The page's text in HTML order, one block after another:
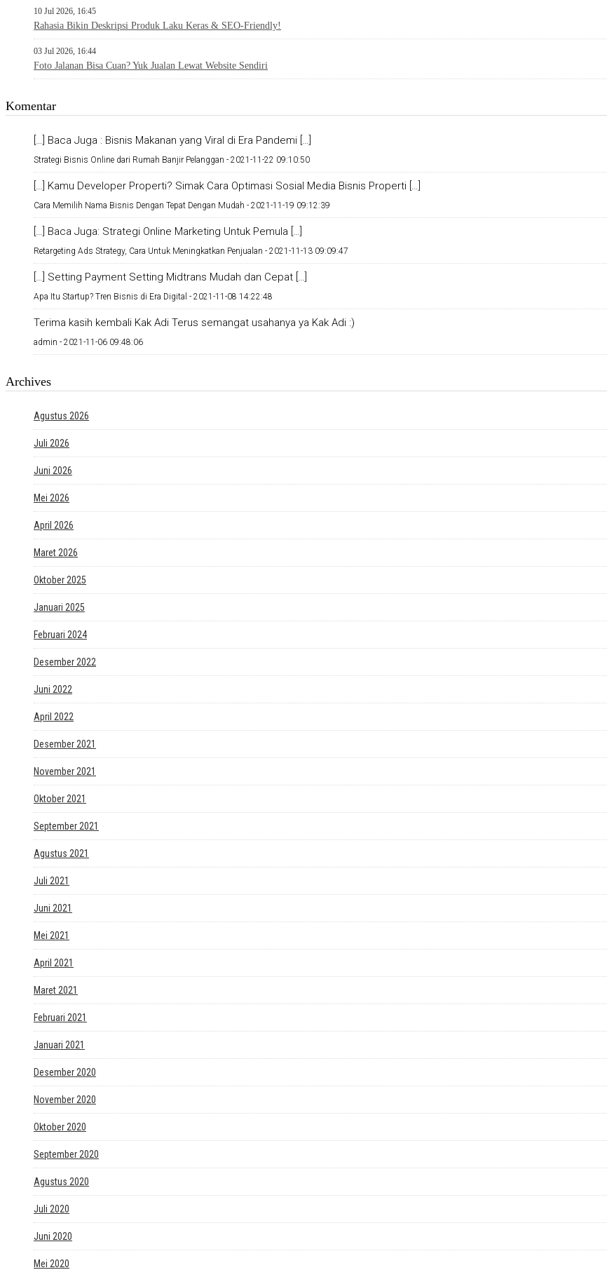
10 Jul 2026, 16:45
Rahasia Bikin Deskripsi Produk Laku Keras & SEO-Friendly!
03 Jul 2026, 16:44
Foto Jalanan Bisa Cuan? Yuk Jualan Lewat Website Sendiri
Komentar
[…] Baca Juga : Bisnis Makanan yang Viral di Era Pandemi […]
Strategi Bisnis Online dari Rumah Banjir Pelanggan - 2021-11-22 09:10:50
[…] Kamu Developer Properti? Simak Cara Optimasi Sosial Media Bisnis Properti […]
Cara Memilih Nama Bisnis Dengan Tepat Dengan Mudah - 2021-11-19 09:12:39
[…] Baca Juga: Strategi Online Marketing Untuk Pemula […]
Retargeting Ads Strategy, Cara Untuk Meningkatkan Penjualan - 2021-11-13 09:09:47
[…] Setting Payment Setting Midtrans Mudah dan Cepat […]
Apa Itu Startup? Tren Bisnis di Era Digital - 2021-11-08 14:22:48
Terima kasih kembali Kak Adi Terus semangat usahanya ya Kak Adi :)
admin - 2021-11-06 09:48:06
Archives
Agustus 2026
Juli 2026
Juni 2026
Mei 2026
April 2026
Maret 2026
Oktober 2025
Januari 2025
Februari 2024
Desember 2022
Juni 2022
April 2022
Desember 2021
November 2021
Oktober 2021
September 2021
Agustus 2021
Juli 2021
Juni 2021
Mei 2021
April 2021
Maret 2021
Februari 2021
Januari 2021
Desember 2020
November 2020
Oktober 2020
September 2020
Agustus 2020
Juli 2020
Juni 2020
Mei 2020